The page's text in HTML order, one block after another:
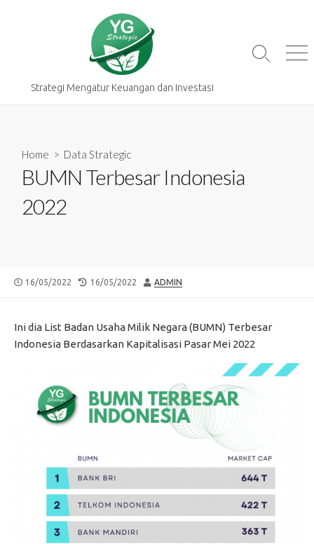
Strategi Mengatur Keuangan dan Investasi
Search
Home > Data Strategic
BUMN Terbesar Indonesia
2022
PUBLISHED
16/05/2022
LAST
16/05/2022 AUTHOR
ADMIN
Ini dia List Badan Usaha Milik Negara (BUMN) Terbesar
Indonesia Berdasarkan Kapitalisasi Pasar Mei 2022